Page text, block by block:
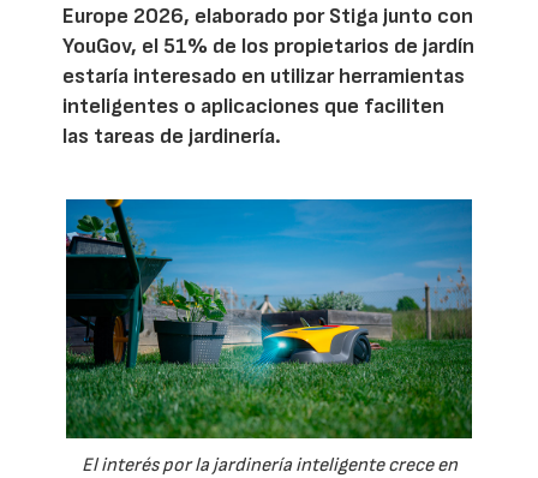
Europe 2026, elaborado por Stiga junto con
YouGov, el 51% de los propietarios de jardín
estaría interesado en utilizar herramientas
inteligentes o aplicaciones que faciliten
las tareas de jardinería.
El interés por la jardinería inteligente crece en